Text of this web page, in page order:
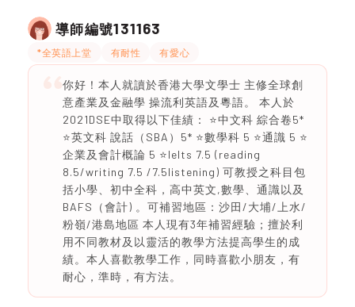
導師編號131163
*全英語上堂 有耐性 有愛心
你好！本人就讀於香港大學文學士 主修全球創
意產業及金融學 操流利英語及粵語。 本人於
2021DSE中取得以下佳績： ⭐️中文科 綜合卷5*
⭐️英文科 說話（SBA）5* ⭐️數學科 5 ⭐️通識 5 ⭐️
企業及會計概論 5 ⭐️Ielts 7.5 (reading
8.5/writing 7.5 /7.5listening) 可教授之科目包
括小學、初中全科，高中英文,數學、通識以及
BAFS（會計) 。可補習地區：沙田/大埔/上水/
粉嶺/港島地區 本人現有3年補習經驗；擅於利
用不同教材及以靈活的教學方法提高學生的成
績。本人喜歡教學工作，同時喜歡小朋友，有
耐心，準時，有方法。